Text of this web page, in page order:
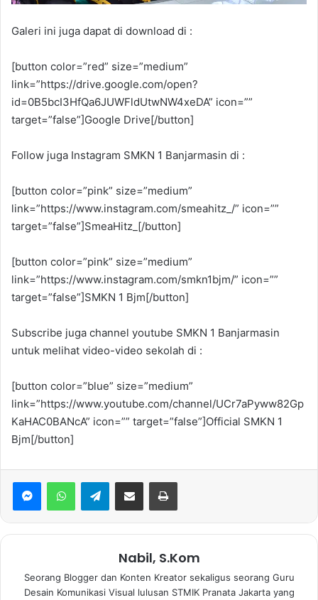
Galeri ini juga dapat di download di :
[button color=”red” size=”medium”
link=”https://drive.google.com/open?
id=0B5bcI3HfQa6JUWFldUtwNW4xeDA” icon=””
target=”false”]Google Drive[/button]
Follow juga Instagram SMKN 1 Banjarmasin di :
[button color=”pink” size=”medium”
link=”https://www.instagram.com/smeahitz_/” icon=””
target=”false”]SmeaHitz_[/button]
[button color=”pink” size=”medium”
link=”https://www.instagram.com/smkn1bjm/” icon=””
target=”false”]SMKN 1 Bjm[/button]
Subscribe juga channel youtube SMKN 1 Banjarmasin
untuk melihat video-video sekolah di :
[button color=”blue” size=”medium”
link=”https://www.youtube.com/channel/UCr7aPyww82Gp
KaHAC0BANcA” icon=”” target=”false”]Official SMKN 1
Bjm[/button]
WhatsAppTelegramBagikan via Email Print
Nabil, S.Kom
Seorang Blogger dan Konten Kreator sekaligus seorang Guru
Desain Komunikasi Visual lulusan STMIK Pranata Jakarta yang